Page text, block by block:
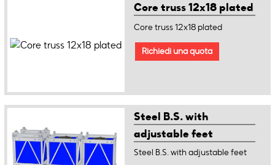
Core truss 12x18 plated
Core truss 12x18 plated
Richiedi una quota
Steel B.S. with
adjustable feet
Steel B.S. with adjustable feet